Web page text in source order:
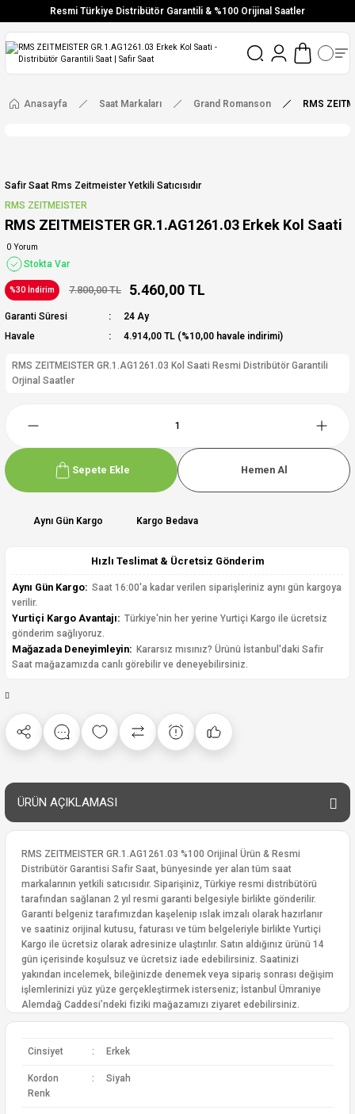
Resmi Türkiye Distribütör Garantili & %100 Orijinal Saatler
Vade Farksız 6 Taksit
Aynı Gün Stoktan Gönderim
Ücretsiz Kargo
Anasayfa Saat Markaları Grand Romanson RMS
Safir Saat Rms Zeitmeister Yetkili Satıcısıdır
RMS ZEITMEISTER
RMS ZEITMEISTER GR.1.AG1261.03 Erkek Kol Saati
0 Yorum
Stokta Var
%30 İndirim 7.800,00 TL 5.460,00 TL
Garanti Süresi
24 Ay
Havale
4.914,00 TL (%10,00 havale indirimi)
RMS ZEITMEISTER GR.1.AG1261.03 Kol Saati Resmi Distribütör Garantili
Orjinal Saatler
Sepete Ekle Hemen Al
Aynı Gün Kargo Kargo Bedava
Hızlı Teslimat & Ücretsiz Gönderim
Aynı Gün Kargo: Saat 16:00'a kadar verilen siparişleriniz aynı gün kargoya
verilir.
Yurtiçi Kargo Avantajı: Türkiye'nin her yerine Yurtiçi Kargo ile ücretsiz
gönderim sağlıyoruz.
Mağazada Deneyimleyin: Kararsız mısınız? Ürünü İstanbul'daki Safir
Saat mağazamızda canlı görebilir ve deneyebilirsiniz.
ÜRÜN AÇIKLAMASI
RMS ZEITMEISTER GR.1.AG1261.03 %100 Orijinal Ürün & Resmi
Distribütör Garantisi Safir Saat, bünyesinde yer alan tüm saat
markalarının yetkili satıcısıdır. Siparişiniz, Türkiye resmi distribütörü
tarafından sağlanan 2 yıl resmi garanti belgesiyle birlikte gönderilir.
Garanti belgeniz tarafımızdan kaşelenip ıslak imzalı olarak hazırlanır
ve saatiniz orijinal kutusu, faturası ve tüm belgeleriyle birlikte Yurtiçi
Kargo ile ücretsiz olarak adresinize ulaştırılır. Satın aldığınız ürünü 14
gün içerisinde koşulsuz ve ücretsiz iade edebilirsiniz. Saatinizi
yakından incelemek, bileğinizde denemek veya sipariş sonrası değişim
işlemlerinizi yüz yüze gerçekleştirmek isterseniz; İstanbul Ümraniye
Alemdağ Caddesi’ndeki fiziki mağazamızı ziyaret edebilirsiniz.
Cinsiyet : Erkek
Kordon
Renk
: Siyah